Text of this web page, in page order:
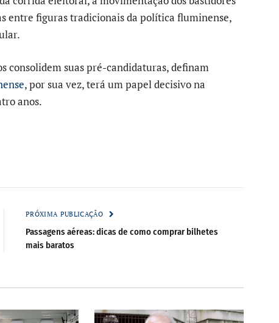
entre figuras tradicionais da política fluminense,
consolidem suas pré-candidaturas, definam
, por sua vez, terá um papel decisivo na
anos.
PRÓXIMA PUBLICAÇÃO
Passagens aéreas: dicas de como comprar bilhetes
mais baratos